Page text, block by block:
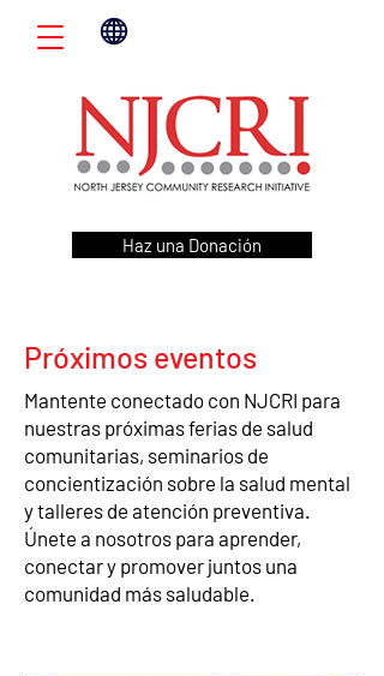
Haz una Donación
Próximos eventos
Mantente conectado con NJCRI para
nuestras próximas ferias de salud
comunitarias, seminarios de
concientización sobre la salud mental
y talleres de atención preventiva.
Únete a nosotros para aprender,
conectar y promover juntos una
comunidad más saludable.